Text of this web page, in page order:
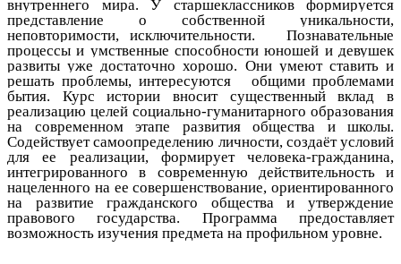
внутреннего мира. У старшеклассников
формируется
представление о собственной уникальности,
неповторимости, исключительности.
Познавательные
процессы и умственные способности юношей и девушек
развиты уже достаточно хорошо. Они умеют ставить и
решать проблемы, интересуются общими проблемами
бытия. Курс истории вносит существенный вклад в
реализацию целей социально-гуманитарного образования
на современном этапе развития общества и школы.
Содействует самоопределению личности, создаёт условий
для ее реализации, формирует человека-гражданина,
интегрированного в современную действительность и
нацеленного на ее совершенствование, ориентированного
на развитие гражданского общества и утверждение
правового государства. Программа предоставляет
возможность изучения предмета на профильном уровне.